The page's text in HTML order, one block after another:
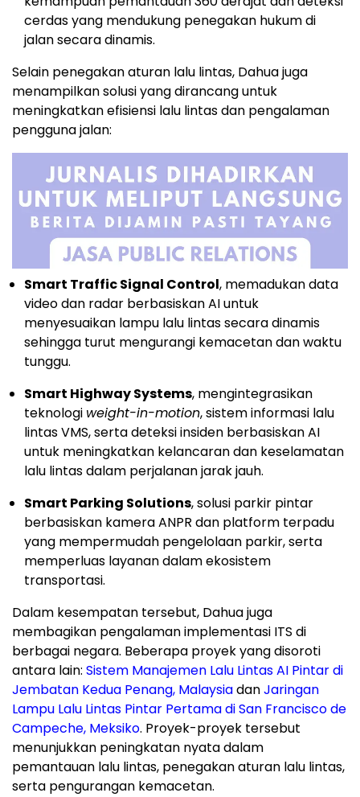
cerdas yang mendukung penegakan hukum di
jalan secara dinamis.
Selain penegakan aturan lalu lintas, Dahua juga
menampilkan solusi yang dirancang untuk
meningkatkan efisiensi lalu lintas dan pengalaman
pengguna jalan:
Smart Traffic Signal Control, memadukan data
video dan radar berbasiskan AI untuk
menyesuaikan lampu lalu lintas secara dinamis
sehingga turut mengurangi kemacetan dan waktu
tunggu.
Smart Highway Systems, mengintegrasikan
teknologi weight-in-motion, sistem informasi lalu
lintas VMS, serta deteksi insiden berbasiskan AI
untuk meningkatkan kelancaran dan keselamatan
lalu lintas dalam perjalanan jarak jauh.
Smart Parking Solutions, solusi parkir pintar
berbasiskan kamera ANPR dan platform terpadu
yang mempermudah pengelolaan parkir, serta
memperluas layanan dalam ekosistem
transportasi.
Dalam kesempatan tersebut, Dahua juga
membagikan pengalaman implementasi ITS di
berbagai negara. Beberapa proyek yang disoroti
antara lain: Sistem Manajemen Lalu Lintas AI Pintar di
Jembatan Kedua Penang, MalaysiadanJaringan
Lampu Lalu Lintas Pintar Pertama di San Francisco de
Campeche, Meksiko. Proyek-proyek tersebut
menunjukkan peningkatan nyata dalam
pemantauan lalu lintas, penegakan aturan lalu lintas,
serta pengurangan kemacetan.